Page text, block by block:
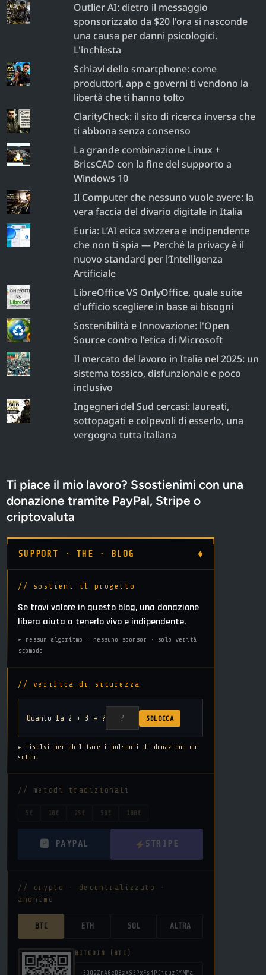
Outlier AI: dietro il messaggio
sponsorizzato da $20 l'ora si nasconde
una causa per danni psicologici.
L'inchiesta
Schiavi dello smartphone: come
produttori, app e governi ti vendono la
libertà che ti hanno tolto
ClarityCheck: il sito di ricerca inversa che
ti abbona senza consenso
La grande combinazione Linux +
BricsCAD con la fine del supporto a
Windows 10
Il Computer che nessuno vuole avere: la
vera faccia del divario digitale in Italia
Euria: L’AI etica svizzera e indipendente
che non ti spia — Perché la privacy è il
nuovo standard per l’Intelligenza
Artificiale
LibreOffice VS OnlyOffice, quale suite
d'ufficio scegliere in base ai bisogni
Sostenibilità e Innovazione: l'Open
Source contro l'etica di Microsoft
Il mercato del lavoro in Italia nel 2025: un
sistema tossico, disfunzionale e poco
inclusivo
Ingegneri del Sud cercasi: laureati,
sottopagati e colpevoli di esserlo, una
vergogna tutta italiana
Ti piace il mio lavoro? Ssostienimi con una
donazione tramite PayPal, Stripe o
criptovaluta
SUPPORT · THE · BLOG ♦
// sostieni il progetto
Se trovi valore in questo blog, una donazione
libera aiuta a tenerlo vivo e indipendente.
▸ nessun algoritmo · nessuno sponsor · solo verità
scomode
// verifica di sicurezza
Quanto fa 2 + 3 = ? SBLOCCA
▸ risolvi per abilitare i pulsanti di donazione qui
sotto
// metodi tradizionali
5€ 10€ 25€ 50€ 100€
🅿 PAYPAL STRIPE
// crypto · decentralizzato ·
anonimo
BTC ETH SOL ALTRA
BITCOIN (BTC)
3QQ2ZnA6eD8zXS3PxFsjPJjcuzRYMMa